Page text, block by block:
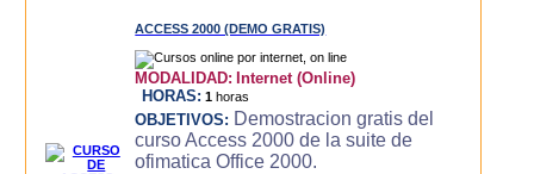
ACCESS 2000 (DEMO GRATIS)
MODALIDAD: Internet (Online)
HORAS: 1 horas
OBJETIVOS: Demostracion gratis del
curso Access 2000 de la suite de
ofimatica Office 2000.